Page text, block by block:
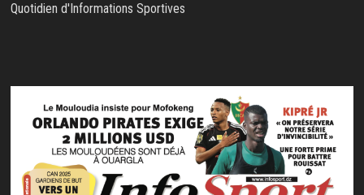
Quotidien d'Informations Sportives